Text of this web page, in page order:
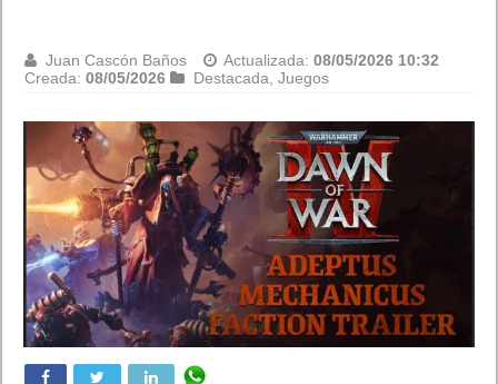
Juan Cascón Baños Actualizada:08/05/2026 10:32
Creada:08/05/2026 Destacada ,Juegos